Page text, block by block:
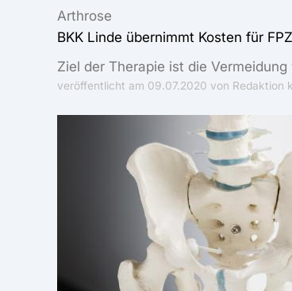
Arthrose
BKK Linde übernimmt Kosten für
Ziel der Therapie ist die
veröffentlicht am 09.07.2020 von Redaktion